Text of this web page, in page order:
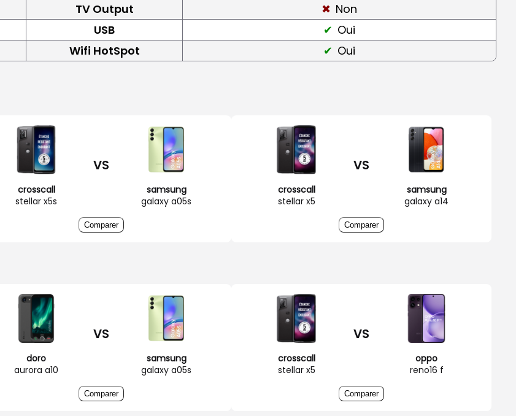
TV Output
Non
USB
Oui
Wifi HotSpot Oui
crosscall
stellar x5s
VS
samsung
galaxy a05s
Comparer
crosscall
stellar x5
VS
samsung
galaxy a14
Comparer
doro
aurora a10
VS
samsung
galaxy a05s
Comparer
crosscall
stellar x5
VS
oppo
reno16 f
Comparer